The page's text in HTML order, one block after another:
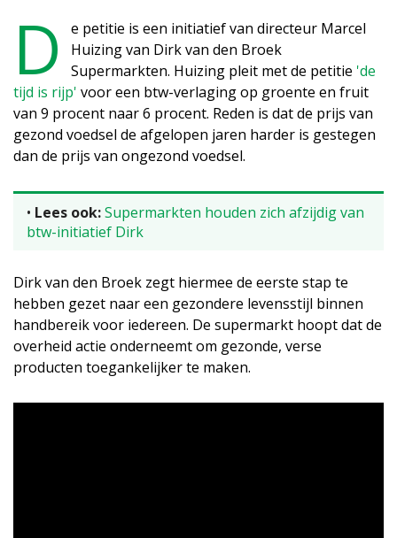
D
e petitie is een initiatief van directeur Marcel
Huizing van Dirk van den Broek
Supermarkten. Huizing pleit met de petitie 'de
tijd is rijp' voor een btw-verlaging op groente en fruit
van 9 procent naar 6 procent. Reden is dat de prijs van
gezond voedsel de afgelopen jaren harder is gestegen
dan de prijs van ongezond voedsel.
• Lees ook:Supermarkten houden zich afzijdig van
btw-initiatief Dirk
Dirk van den Broek zegt hiermee de eerste stap te
hebben gezet naar een gezondere levensstijl binnen
handbereik voor iedereen. De supermarkt hoopt dat de
overheid actie onderneemt om gezonde, verse
producten toegankelijker te maken.